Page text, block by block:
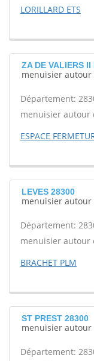
LORILLARD ETS
ZA DE VALIERS
menuisier autour
Département:
menuisier autour
ESPACE
LEVES 28300
menuisier autour
Département:
menuisier autour
BRACHET PLM
ST PREST 28300
menuisier autour
Département: